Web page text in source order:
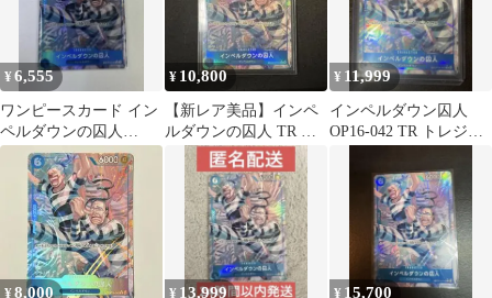
¥6,555
ワンピースカード イン
ペルダウンの囚人
OP16-042 決戦の刻
¥ 10,800
【新レア美品】インペ
ルダウンの囚人 TR ト
レジャーレア 決戦の
刻 ワンピース
¥ 11,999
インペルダウン囚人
OP16-042 TR トレジャ
¥8,000 ¥ 13,999 ¥ 15,700